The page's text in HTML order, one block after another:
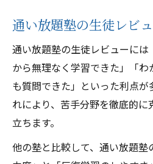
通い放題塾の生徒レビ
通い放題塾の生徒レビューには
から無理なく学習できた」「
も質問できた」といった利点が
れにより、苦手分野を徹底的に
立ちます。
他の塾と比較して、通い放題塾